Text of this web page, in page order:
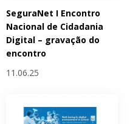
SeguraNet I Encontro
Nacional de Cidadania
Digital – gravação do
encontro
11.06.25